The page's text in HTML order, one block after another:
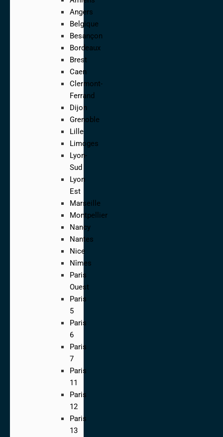
Angers
Belgique
Besançon
Bordeaux
Brest
Caen
Clermont-
Ferrand
Dijon
Grenoble
Lille
Limoges
Lyon-
Sud
Lyon
Est
Marseille
Montpellier
Nancy
Nantes
Nice
Nîmes
Paris
Ouest
Paris
5
Paris
6
Paris
7
Paris
11
Paris
12
Paris
13